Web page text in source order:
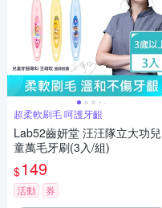
超柔軟刷毛 呵護牙齦
Lab52齒妍堂 汪汪隊立大功兒
童萬毛牙刷(3入/組)
$149
活動 券